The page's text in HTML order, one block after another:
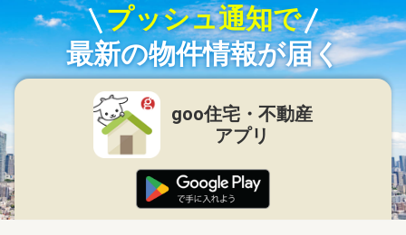
プッシュ通知で
最新の物件情報が届く
goo住宅・不動産
アプリ